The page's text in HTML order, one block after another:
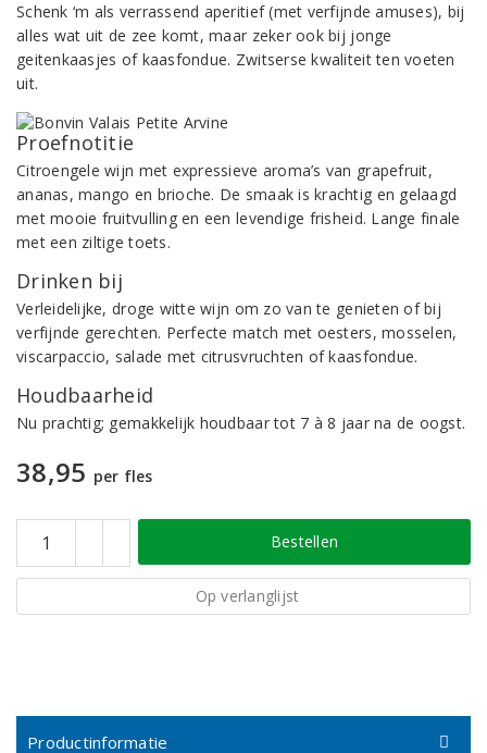
Schenk ‘m als verrassend aperitief (met verfijnde amuses), bij
alles wat uit de zee komt, maar zeker ook bij jonge
geitenkaasjes of kaasfondue. Zwitserse kwaliteit ten voeten
uit.
Proefnotitie
Citroengele wijn met expressieve aroma’s van grapefruit,
ananas, mango en brioche. De smaak is krachtig en gelaagd
met mooie fruitvulling en een levendige frisheid. Lange finale
met een ziltige toets.
Drinken bij
Verleidelijke, droge witte wijn om zo van te genieten of bij
verfijnde gerechten. Perfecte match met oesters, mosselen,
viscarpaccio, salade met citrusvruchten of kaasfondue.
Houdbaarheid
Nu prachtig; gemakkelijk houdbaar tot 7 à 8 jaar na de oogst.
38,95 per fles
Bestellen
Op verlanglijst
Productinformatie